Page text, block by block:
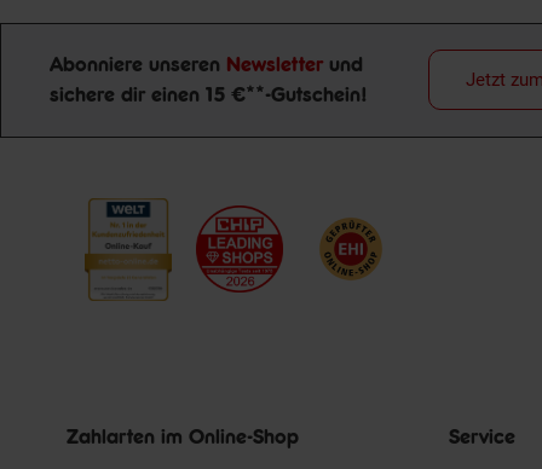
Newsletter Anmeldung
Abonniere unseren Newsletter und
sichere dir einen 15 €**-Gutschein!
Jetzt
Zahlarten im Online-Shop Service